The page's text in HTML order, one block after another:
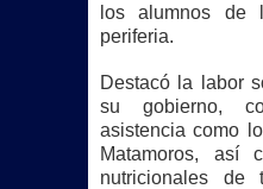
los alumnos de
periferia.
Destacó la labor
su gobierno,
asistencia como
Matamoros, así
nutricionales de